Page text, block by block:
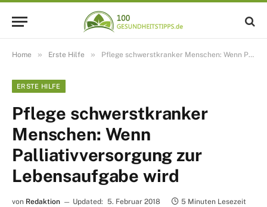
Home » Erste Hilfe » Pflege schwerstkranker Menschen: Wenn Palliativversorgung zur Lebensaufgabe wird
ERSTE HILFE
Pflege schwerstkranker
Menschen: Wenn
Palliativversorgung zur
Lebensaufgabe wird
von Redaktion Updated: 5. Februar 2018 5 Minuten Lesezeit